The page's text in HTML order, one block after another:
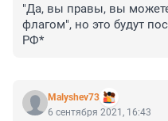
"Да, вы правы, вы
флагом", но это будут
РФ*
Malyshev73
6 сентября 2021, 16:43